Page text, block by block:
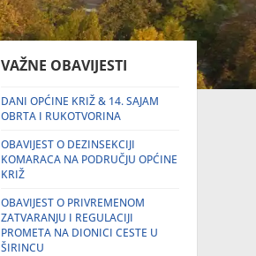
VAŽNE OBAVIJESTI
DANI OPĆINE KRIŽ & 14. SAJAM
OBRTA I RUKOTVORINA
OBAVIJEST O DEZINSEKCIJI
KOMARACA NA PODRUČJU OPĆINE
KRIŽ
OBAVIJEST O PRIVREMENOM
ZATVARANJU I REGULACIJI
PROMETA NA DIONICI CESTE U
ŠIRINCU